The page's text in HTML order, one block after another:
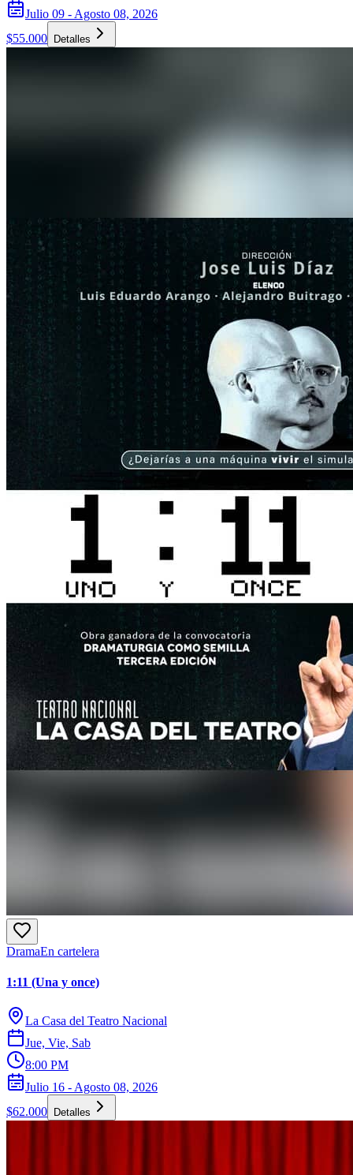
Julio 09 - Agosto 08, 2026
$55.000
Detalles
DramaEn cartelera
1:11 (Una y once)
La Casa del Teatro Nacional
Jue, Vie, Sab
8:00 PM
Julio 16 - Agosto 08, 2026
$62.000
Detalles